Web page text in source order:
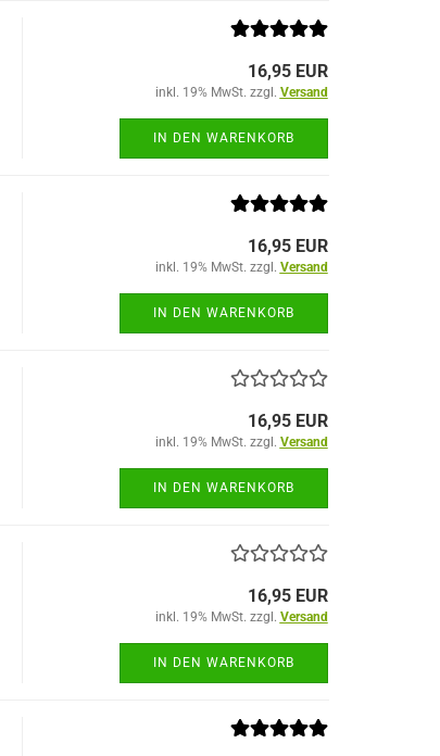
16,95 EUR
inkl. 19% MwSt. zzgl. Versand
IN DEN WARENKORB
16,95 EUR
inkl. 19% MwSt. zzgl. Versand
IN DEN WARENKORB
16,95 EUR
inkl. 19% MwSt. zzgl. Versand
IN DEN WARENKORB
16,95 EUR
inkl. 19% MwSt. zzgl. Versand
IN DEN WARENKORB